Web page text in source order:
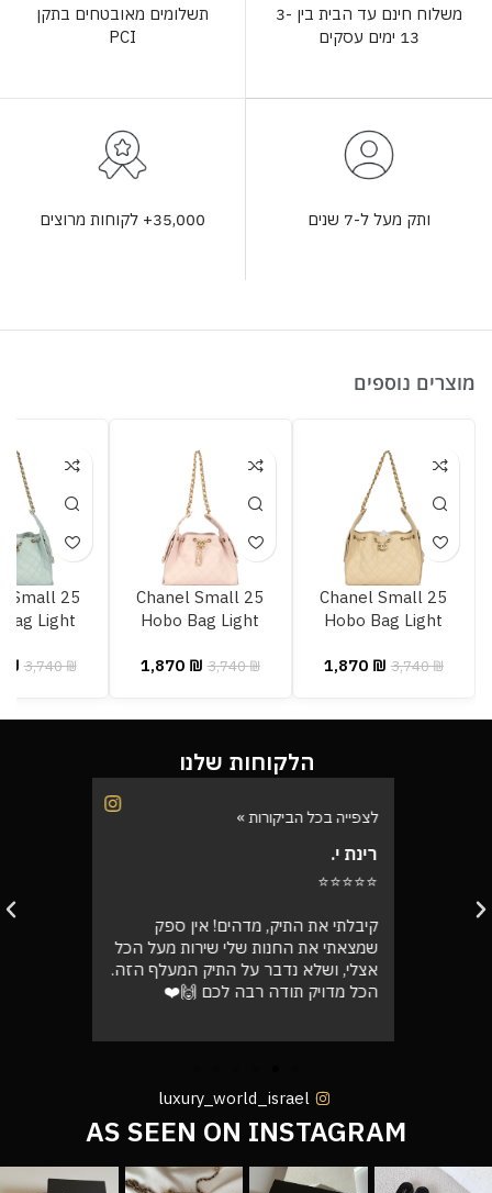
משלוח חינם עד הבית בין 3-
13 ימים עסקים
תשלומים מאובטחים בתקן
PCI
ותק מעל ל-7 שנים 35,000+ לקוחות מרוצים
מוצרים נוספים
Chanel Small 25
Hobo Bag Light
3,740₪
1,870 ₪
Chanel Small 25
Hobo Bag Light
3,740₪
1,870 ₪
Small 25
Light
3,740₪
₪
הלקוחות שלנו
לצפייה בכל הביקורות »
רינת י.
⭐⭐⭐⭐⭐
קיבלתי את התיק, מדהים! אין ספק
שמצאתי את החנות שלי שירות מעל הכל
אצלי, ושלא נדבר על התיק המעלף הזה.
הכל מדויק תודה רבה לכם 🙌❤️
luxury_world_israel
AS SEEN ON INSTAGRAM